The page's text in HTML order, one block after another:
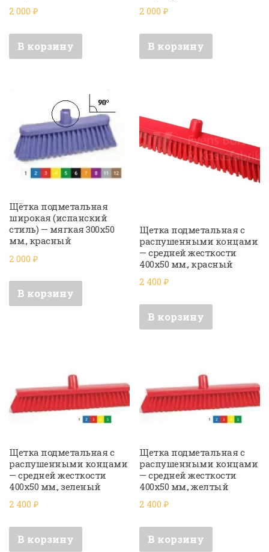
2 000 ₽
В корзину
2 000₽
В корзину
Щётка подметальная
широкая (испанский
стиль) — мягкая 300х50
мм., красный
2 000 ₽
В корзину
Щетка подметальная с
распушенными концами
— средней жесткости
400х50 мм., красный
2 400₽
В корзину
Щетка подметальная с
распушенными концами
— средней жесткости
400х50 мм., зеленый
2 400 ₽
В корзину
Щетка подметальная с
распушенными концами
— средней жесткости
400х50 мм., желтый
2 400₽
В корзину